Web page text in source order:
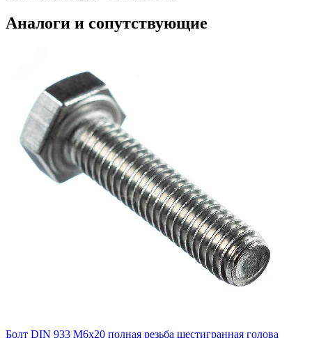
Аналоги и сопутствующие
Болт DIN 933 М6х20 полная резьба шестигранная голова